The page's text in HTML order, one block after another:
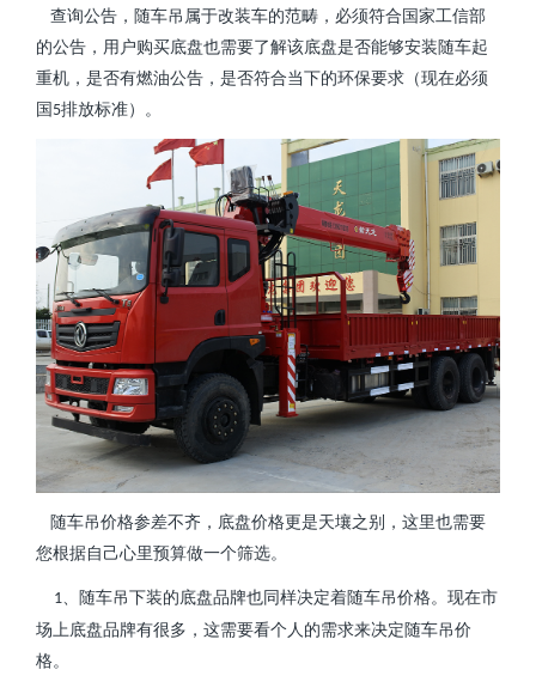
查询公告，随车吊属于改装车的范畴，必须符合国家工信部
的公告，用户购买底盘也需要了解该底盘是否能够安装随车起
重机，是否有燃油公告，是否符合当下的环保要求（现在必须
国 5排放标准）。
随车吊价格参差不齐，底盘价格更是天壤之别，这里也需要
您根据自己心里预算做一个筛选。
1、随车吊下装的底盘品牌也同样决定着随车吊价格。现在市
场上底盘品牌有很多，这需要看个人的需求来决定随车吊价
格。